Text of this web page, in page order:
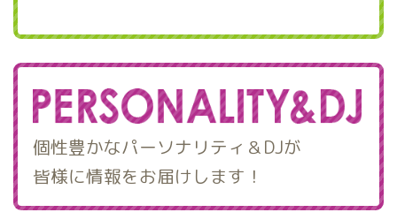
個性豊かなパーソナリティ＆DJが
皆様に情報をお届けします！